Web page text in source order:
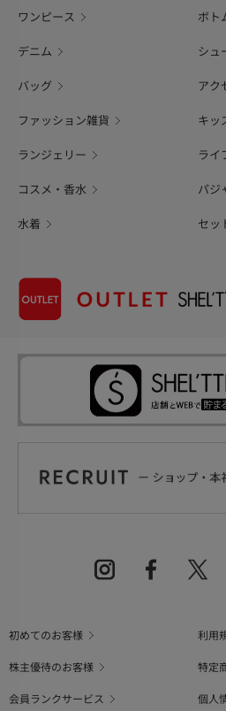
ワンピース ボト
デニム シュ
バッグ アク
ファッション雑貨 キッ
ランジェリー ライ
コスメ・香水 パジ
水着 セッ
初めてのお客様
利用
株主優待のお客様
特定
会員ランクサービス
個人